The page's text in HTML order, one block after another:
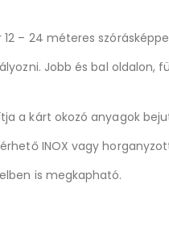
– 24 méteres
Jobb és bal
a kárt okozó anyagok
INOX vagy
is megkapható.